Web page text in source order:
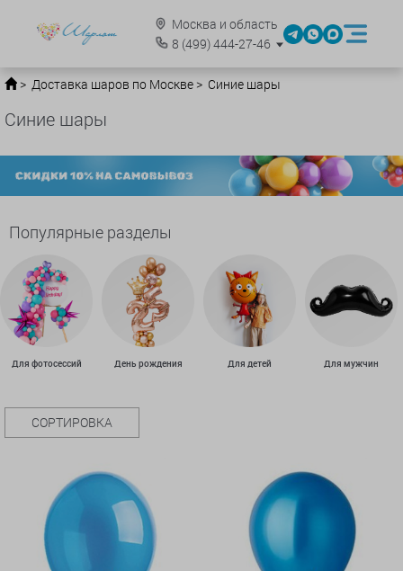
Москва и область
8 (499)444-27-46
Доставка шаров по Москве Синие шары
Синие шары
Популярные разделы
Для фотосессий День рождения Для детей Для мужчин
СОРТИРОВКА